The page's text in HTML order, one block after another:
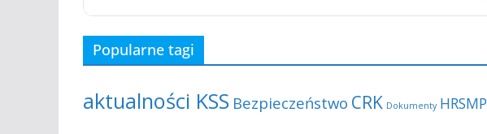
Popularne tagi
aktualności KSS Bezpieczeństwo CRK Dokumenty HRSMP